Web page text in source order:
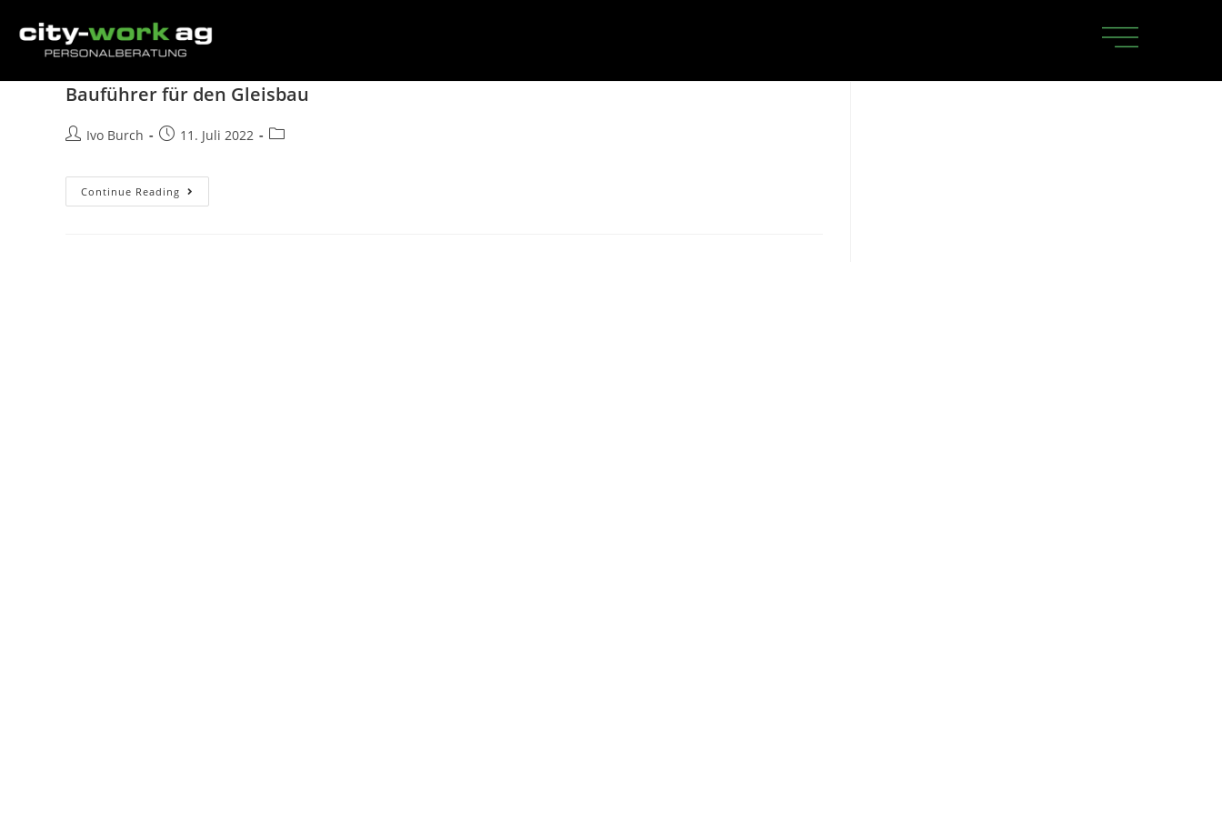
Bauführer für den Gleisbau
Ivo Burch 11. Juli 2022
Continue Reading